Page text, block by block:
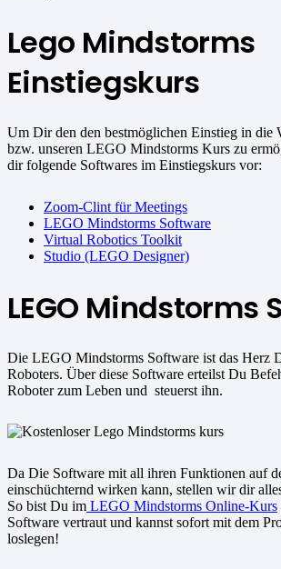
Lego Mindstorms
Einstiegskurs
Um Dir den den bestmöglichen Einstieg in die
bzw. unseren LEGO Mindstorms Kurs zu
dir folgende Softwares im Einstiegskurs vor:
Zoom-Clint für Meetings
LEGO Mindstorms Software
Virtual Robotics Toolkit
Studio (LEGO Designer)
LEGO Mindstorms
Die LEGO Mindstorms Software ist das Herz
Roboters. Über diese Software erteilst Du
Roboter zum Leben und steuerst ihn.
Da Die Software mit all ihren Funktionen auf
einschüchternd wirken kann, stellen wir dir
So bist Du im LEGO Mindstorms Online-Kurs
Software vertraut und kannst sofort mit dem
loslegen!